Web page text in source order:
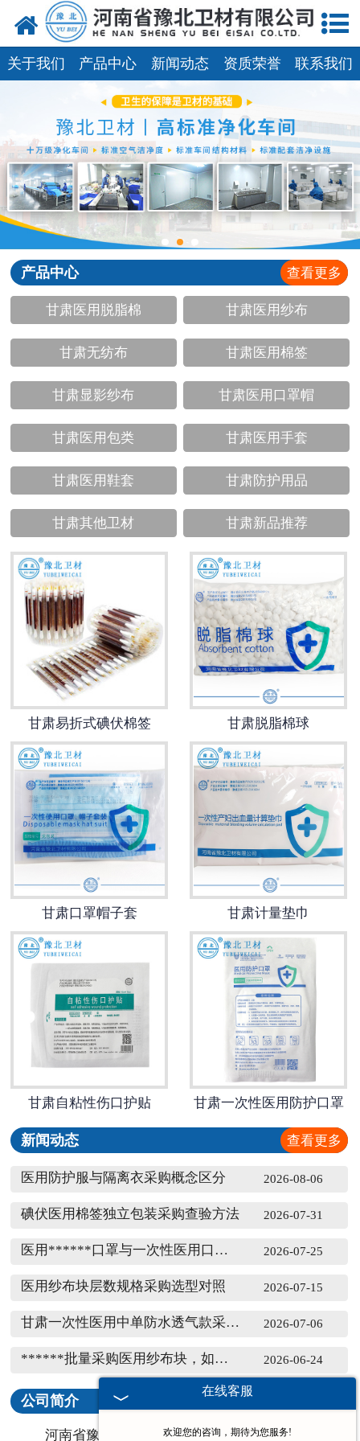
网站首页
关于我们
新闻动态
产品中心
资质荣誉
厂房设备
人才招聘
联系我们
关于我们 产品中心 新闻动态 资质荣誉 联系我们
产品中心 查看更多
甘肃医用脱脂棉 甘肃医用纱布
甘肃无纺布 甘肃医用棉签
甘肃显影纱布 甘肃医用口罩帽
甘肃医用包类 甘肃医用手套
甘肃医用鞋套 甘肃防护用品
甘肃其他卫材 甘肃新品推荐
甘肃易折式碘伏棉签 甘肃脱脂棉球
甘肃口罩帽子套 甘肃计量垫巾
甘肃自粘性伤口护贴 甘肃一次性医用防护口罩
新闻动态 查看更多
2026-08-06
医用防护服与隔离衣采购概念区分
2026-07-31
碘伏医用棉签独立包装采购查验方法
2026-07-25
医用******口罩与一次性医用口罩采购区分
2026-07-15
医用纱布块层数规格采购选型对照
2026-07-06
甘肃一次性医用中单防水透气款采购辨别方法
2026-06-24
******批量采购医用纱布块，如何判断面料做工是否达标
公司简介
河南省豫北卫材有限公司是一所集科研开发、生
在线客服
欢迎您的咨询，期待为您服务!